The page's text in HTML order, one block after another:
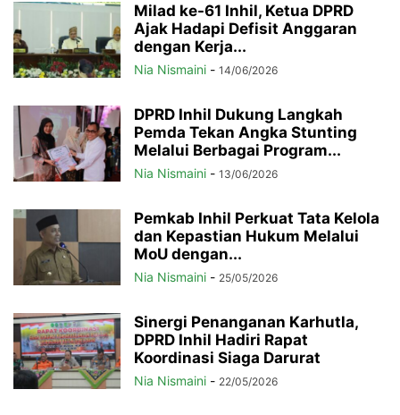
Milad ke-61 Inhil, Ketua DPRD
Ajak Hadapi Defisit Anggaran
dengan Kerja...
Nia Nismaini - 14/06/2026
DPRD Inhil Dukung Langkah
Pemda Tekan Angka Stunting
Melalui Berbagai Program...
Nia Nismaini - 13/06/2026
Pemkab Inhil Perkuat Tata Kelola
dan Kepastian Hukum Melalui
MoU dengan...
Nia Nismaini - 25/05/2026
Sinergi Penanganan Karhutla,
DPRD Inhil Hadiri Rapat
Koordinasi Siaga Darurat
Nia Nismaini - 22/05/2026